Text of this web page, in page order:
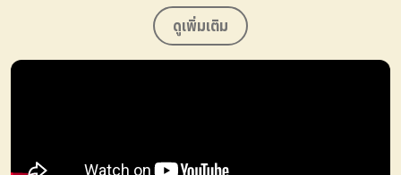
ดูเพิ่มเติม